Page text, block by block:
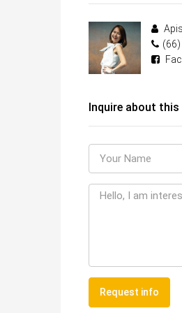
Inquire about
Request info